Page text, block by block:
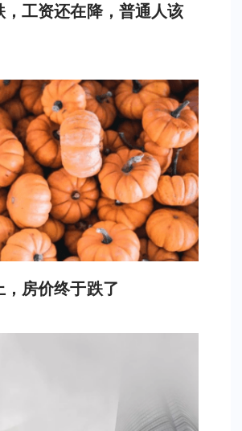
，工资还在降，普通人该
，房价终于跌了